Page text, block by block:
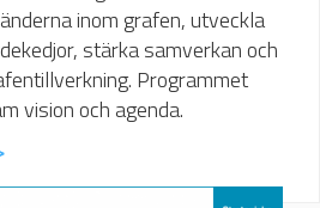
inom grafen, utveckla
stärka samverkan och
Programmet
vision och agenda.